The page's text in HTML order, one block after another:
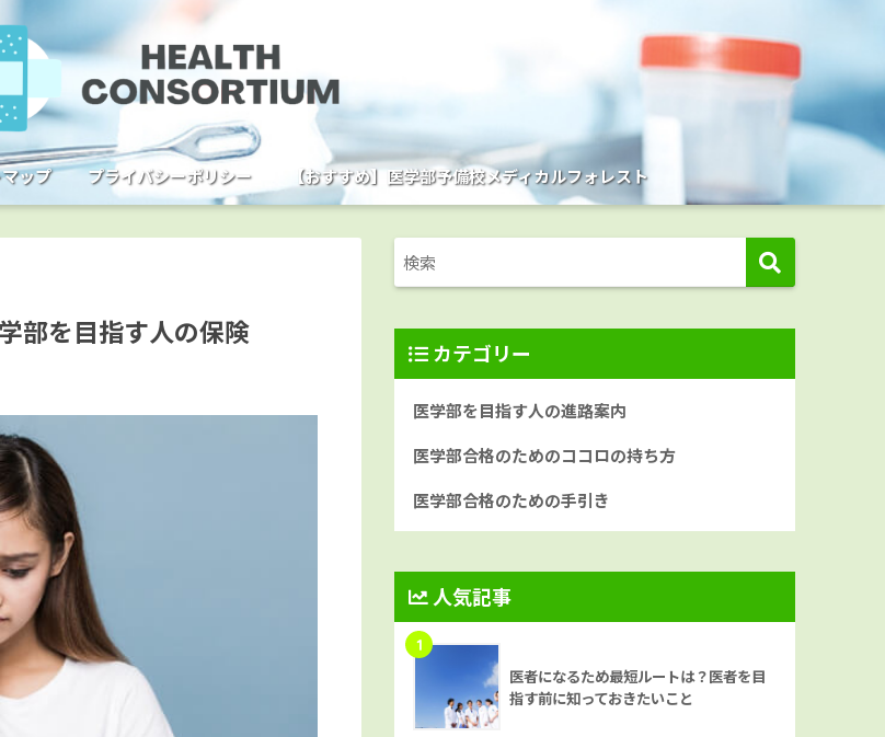
ップ プライバシーポリシー 【おすすめ】医学部予備校メディカルフォレスト
部を目指す人の保険
カテゴリー
医学部を目指す人の進路案内
医学部合格のためのココロの持ち方
医学部合格のための手引き
人気記事
1
医者になるため最短ルートは？医者を目
指す前に知っておきたいこと